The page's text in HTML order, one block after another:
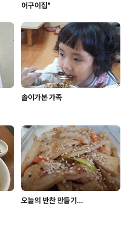
어구이집"
솔이가본 가족
오늘의 반찬 만들기...